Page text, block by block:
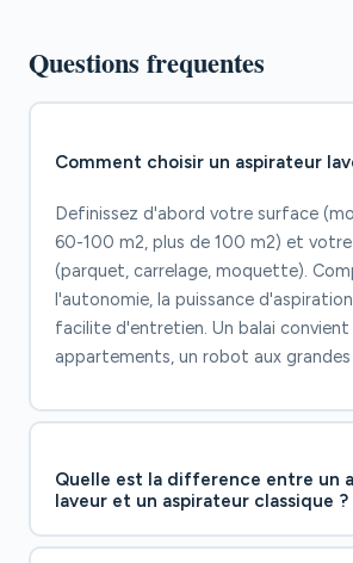
Questions frequentes
Comment choisir un aspirateur
Definissez d'abord votre surface
60-100 m2, plus de 100 m2) et
(parquet, carrelage, moquette).
l'autonomie, la puissance
facilite d'entretien. Un balai convient
appartements, un robot aux grandes
Quelle est la difference entre un
laveur et un aspirateur classique ?